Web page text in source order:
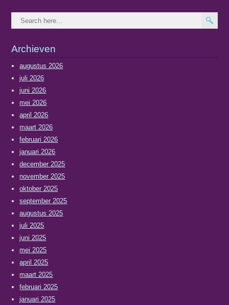
Archieven
augustus 2026
juli 2026
juni 2026
mei 2026
april 2026
maart 2026
februari 2026
januari 2026
december 2025
november 2025
oktober 2025
september 2025
augustus 2025
juli 2025
juni 2025
mei 2025
april 2025
maart 2025
februari 2025
januari 2025